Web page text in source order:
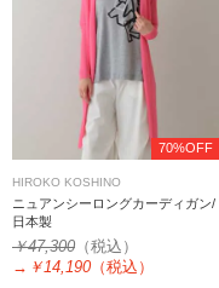
70%OFF
HIROKO KOSHINO
ニュアンシーロングカーディガン/
日本製
￥47,300 （税込）
→ ￥14,190 （税込）